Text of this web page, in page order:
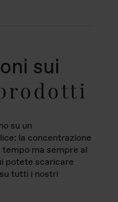
sui
su un
la concentrazione
tempo ma sempre al
potete scaricare
tutti i nostri